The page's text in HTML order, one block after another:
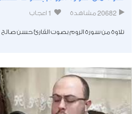
20682 مشاهدة 1 اعجاب
تلاوة من سورة الروم بصوت القارئ حسن صالح